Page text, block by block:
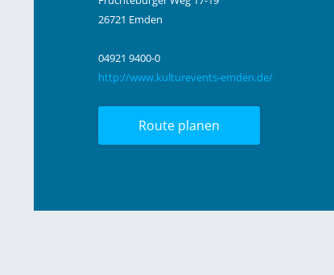
26721 Emden
04921 9400-0
http://www.kulturevents-emden.de/
Route planen